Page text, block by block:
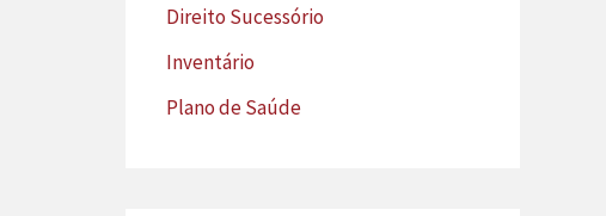
Direito Sucessório
Inventário
Plano de Saúde